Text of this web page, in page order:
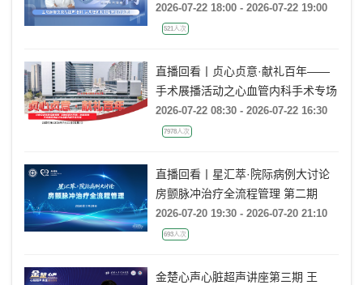
Rebecca T. Hahn教授《主动脉瓣反
流的超声培训：从病理机制到临床诊
2026-07-22 18:00 - 2026-07-22 19:00
521人次
直播回看丨贞心贞意·献礼百年——
手术展播活动之心血管内科手术专场
2026-07-22 08:30 - 2026-07-22 16:30
7978人次
直播回看丨星汇萃·院际病例大讨论
房颤脉冲治疗全流程管理 第二期
2026-07-20 19:30 - 2026-07-20 21:10
693人次
金楚心声心脏超声讲座第三期 王